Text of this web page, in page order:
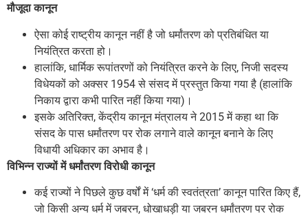
मौजूदा कानून
ऐसा कोई राष्ट्रीय कानून नहीं है जो धर्मांतरण को प्रतिबंधित या
नियंत्रित करता हो।
हालांकि, धार्मिक रूपांतरणों को नियंत्रित करने के लिए, निजी सदस्य
विधेयकों को अक्सर 1954 से संसद में प्रस्तुत किया गया है (हालांकि
निकाय द्वारा कभी पारित नहीं किया गया)।
इसके अतिरिक्त, केंद्रीय कानून मंत्रालय ने 2015 में कहा था कि
संसद के पास धर्मांतरण पर रोक लगाने वाले कानून बनाने के लिए
विधायी अधिकार का अभाव है।
विभिन्न राज्यों में धर्मांतरण विरोधी कानून
कई राज्यों ने पिछले कुछ वर्षों में ‘धर्म की स्वतंत्रता’ कानून पारित किए हैं,
जो किसी अन्य धर्म में जबरन, धोखाधड़ी या जबरन धर्मांतरण पर रोक